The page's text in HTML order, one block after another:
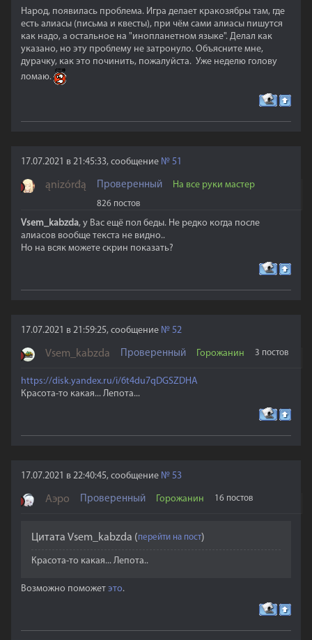
Народ, появилась проблема. Игра делает кракозябры там, где
есть алиасы (письма и квесты), при чём сами алиасы пишутся
как надо, а остальное на "инопланетном языке". Делал как
указано, но эту проблему не затронуло. Объясните мне,
дурачку, как это починить, пожалуйста. Уже неделю голову
ломаю.
17.07.2021 в 21:45:33, сообщение № 51
ąnizórđą Проверенный На все руки мастер
826 постов
Vsem_kabzda, у Вас ещё пол беды. Не редко когда после
алиасов вообще текста не видно..
Но на всяк можете скрин показать?
17.07.2021 в 21:59:25, сообщение № 52
Vsem_kabzda Проверенный Горожанин 3 постов
https://disk.yandex.ru/i/6t4du7qDGSZDHA
Красота-то какая... Лепота...
17.07.2021 в 22:40:45, сообщение № 53
Аэро Проверенный Горожанин 16 постов
Цитата Vsem_kabzda ( )
Красота-то какая... Лепота..
Возможно поможет это.